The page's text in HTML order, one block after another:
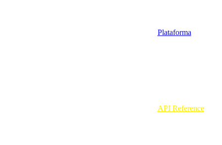
Plataforma
API Reference